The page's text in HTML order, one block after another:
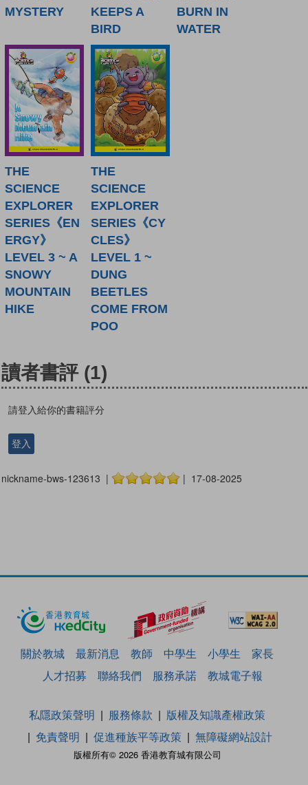
MYSTERY
KEEPS A
BIRD
BURN IN
WATER
THE
SCIENCE
EXPLORER
SERIES《EN
ERGY》
LEVEL 3 ~ A
SNOWY
MOUNTAIN
HIKE
THE
SCIENCE
EXPLORER
SERIES《CY
CLES》
LEVEL 1 ~
DUNG
BEETLES
COME FROM
POO
讀者書評 (1)
請登入給你的書籍評分
登入
nickname-bws-123613 | | 17-08-2025
關於教城 最新消息 教師 中學生 小學生
家長
人才招募
聯絡我們 服務承諾 教城電子報
版權所有© 2026 香港教育城有限公司
私隱政策聲明 服務條款
版權及知識產權政策
免責聲明
促進種族平等政策 無障礙網站設計